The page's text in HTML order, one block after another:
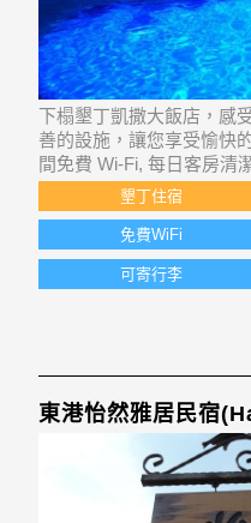
下榻墾丁凱撒大飯店，感
善的設施，讓您享受愉快
間免費 Wi-Fi, 每日客房清
善設施, 自助洗衣設備等設
墾丁住宿
免費WiFi
可寄行李
東港怡然雅居民宿